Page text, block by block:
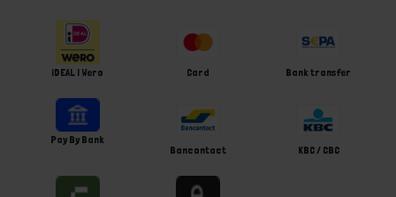
iDEAL | Wero Card Bank transfer
Pay By Bank
Bancontact
KBC / CBC